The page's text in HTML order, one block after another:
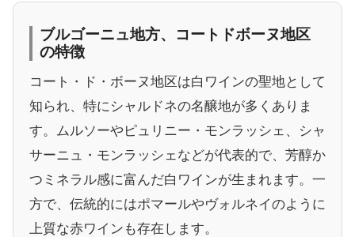
ブルゴーニュ地方、コートドボーヌ地区
の特徴
コート・ド・ボーヌ地区は白ワインの聖地として
知られ、特にシャルドネの名醸地が多くありま
す。ムルソーやピュリニー・モンラッシェ、シャ
サーニュ・モンラッシェなどが代表的で、芳醇か
つミネラル感に富んだ白ワインが生まれます。一
方で、伝統的にはポマールやヴォルネイのように
上質な赤ワインも存在します。